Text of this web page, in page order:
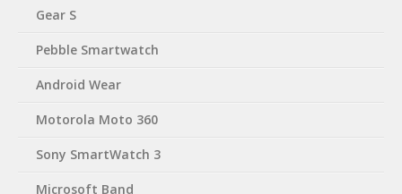
Gear S
Pebble Smartwatch
Android Wear
Motorola Moto 360
Sony SmartWatch 3
Microsoft Band